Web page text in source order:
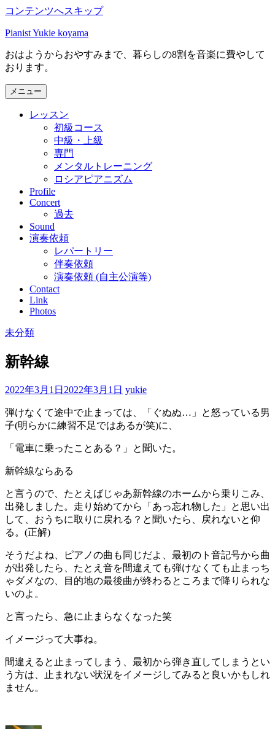
コンテンツへスキップ
Pianist Yukie koyama
おはようからおやすみまで、暮らしの8割を音楽に費やして
おります。
メニュー
レッスン
初級コース
中級・上級
専門
メンタルトレーニング
ロシアピアニズム
Profile
Concert
過去
Sound
演奏依頼
レパートリー
伴奏依頼
演奏依頼 (自主公演等)
Contact
Link
Photos
未分類
新幹線
2022年3月1日 2022年3月1日 yukie
弾けなくて途中で止まっては、「ぐぬぬ…」と怒っている男
子(明らかに練習不足ではあるが笑)に、
「電車に乗ったことある？」と聞いた。
新幹線ならある
と言うので、たとえばじゃあ新幹線のホームから乗りこみ、
出発しました。走り始めてから「あっ忘れ物した」と思い出
して、おうちに取りに戻れる？と聞いたら、戻れないと仰
る。(正解)
そうだよね、ピアノの曲も同じだよ、最初のト音記号から曲
が出発したら、たとえ音を間違えても弾けなくても止まっち
ゃダメなの、目的地の最後曲が終わるところまで降りられな
いのよ。
と言ったら、急に止まらなくなった笑
イメージって大事ね。
間違えると止まってしまう、最初から弾き直してしまうとい
う方は、止まれない状況をイメージしてみると良いかもしれ
ません。